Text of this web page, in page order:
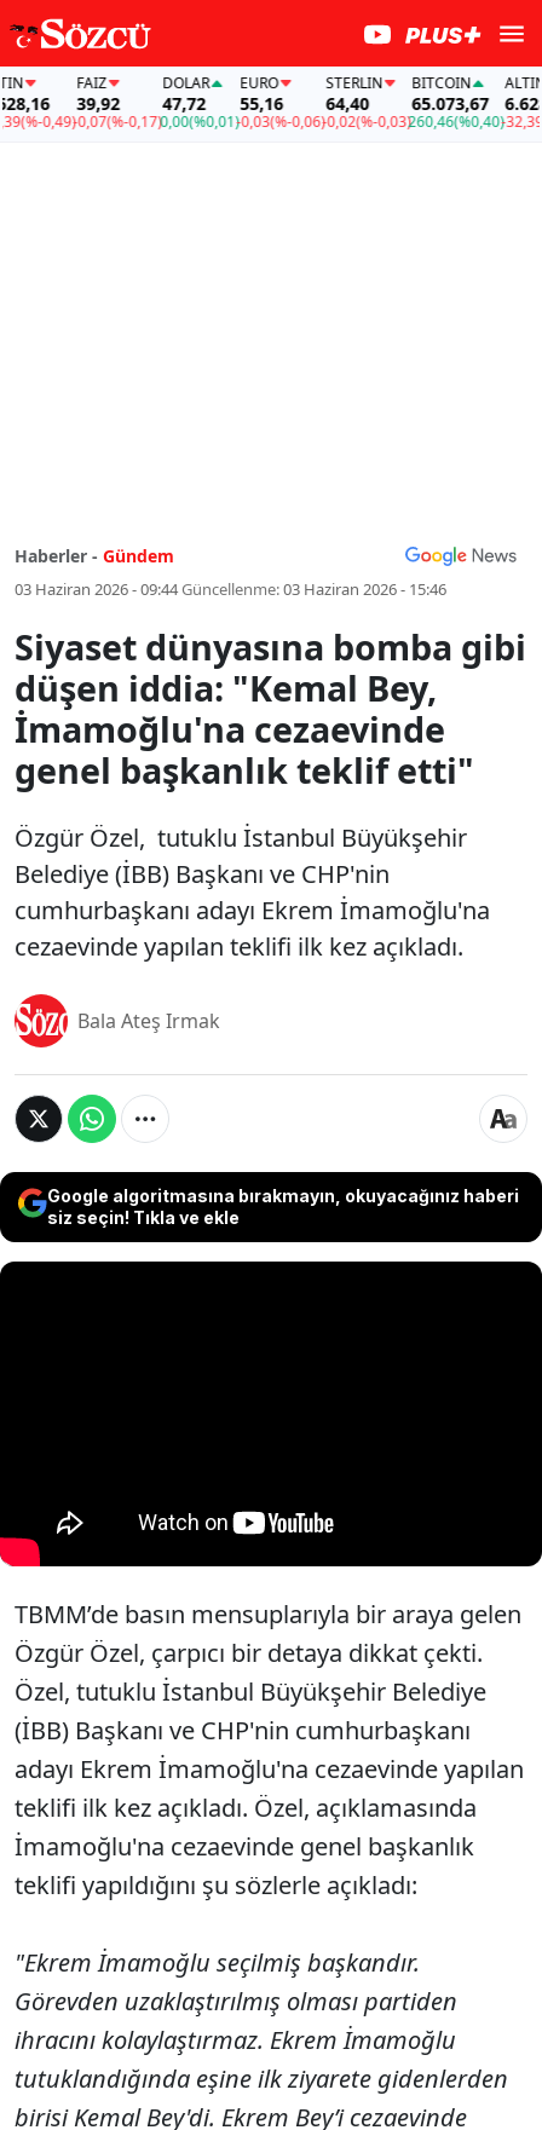
(%-0,49)
FAİZ
39,92
-0,07(%-0,17)
DOLAR
47,72
0,00(%0,01)
EURO
55,16
-0,03(%-0,06)
STERLIN
64,40
-0,02(%-0,03)
BITCOIN
65.073,67
260,46(%0,40)
ALTIN
-32,39
Haberler - Gündem
03 Haziran 2026 - 09:44Güncellenme:03 Haziran 2026 - 15:46
Siyaset dünyasına bomba gibi
düşen iddia: "Kemal Bey,
İmamoğlu'na cezaevinde
genel başkanlık teklif etti"
Özgür Özel, tutuklu İstanbul Büyükşehir
Belediye (İBB) Başkanı ve CHP'nin
cumhurbaşkanı adayı Ekrem İmamoğlu'na
cezaevinde yapılan teklifi ilk kez açıkladı.
Bala Ateş Irmak
Google algoritmasına bırakmayın, okuyacağınız haberi
siz seçin! Tıkla ve ekle
TBMM’de basın mensuplarıyla bir araya gelen
Özgür Özel, çarpıcı bir detaya dikkat çekti.
Özel, tutuklu İstanbul Büyükşehir Belediye
(İBB) Başkanı ve CHP'nin cumhurbaşkanı
adayı Ekrem İmamoğlu'na cezaevinde yapılan
teklifi ilk kez açıkladı. Özel, açıklamasında
İmamoğlu'na cezaevinde genel başkanlık
teklifi yapıldığını şu sözlerle açıkladı:
"Ekrem İmamoğlu seçilmiş başkandır.
Görevden uzaklaştırılmış olması partiden
ihracını kolaylaştırmaz. Ekrem İmamoğlu
tutuklandığında eşine ilk ziyarete gidenlerden
birisi Kemal Bey'di. Ekrem Bey’i cezaevinde